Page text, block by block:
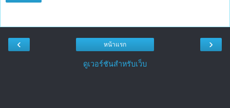
‹ ›
หน้าแรก
ดูเวอร์ชันสำหรับเว็บ